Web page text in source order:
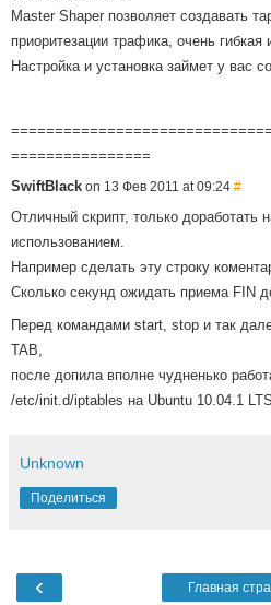
Master Shaper позволяет создавать
приоритезации трафика, очень
Настройка и установка займет у вас
================
SwiftBlack on 13 Фев 2011 at 09:24 #
Отличный скрипт, только доработать
использованием.
Например сделать эту строку
Сколько секунд ожидать приема FIN
Перед командами start, stop и так
TAB,
после допила вполне чудненько
/etc/init.d/iptables на Ubuntu 10.04.1 LTS
Unknown
Поделиться
‹ Главная